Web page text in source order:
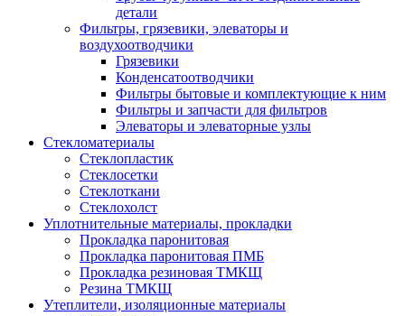
детали
Фильтры, грязевики, элеваторы и
воздухоотводчики
Грязевики
Конденсатоотводчики
Фильтры бытовые и комплектующие к ним
Фильтры и запчасти для фильтров
Элеваторы и элеваторные узлы
Стекломатериалы
Стеклопластик
Стеклосетки
Стеклоткани
Стеклохолст
Уплотнительные материалы, прокладки
Прокладка паронитовая
Прокладка паронитовая ПМБ
Прокладка резиновая ТМКЩ
Резина ТМКЩ
Утеплители, изоляционные материалы